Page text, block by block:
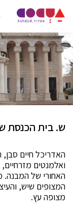
ש. בית הכנסת
האדריכל חיים
ואלמנטים
האחורי של המבנה.
המצופים שיש,
מצופה עץ.